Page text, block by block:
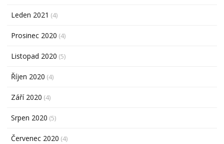
Leden 2021 (4)
Prosinec 2020 (4)
Listopad 2020 (5)
Říjen 2020 (4)
Září 2020 (4)
Srpen 2020 (5)
Červenec 2020 (4)